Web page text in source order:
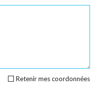
Retenir mes coordonnées